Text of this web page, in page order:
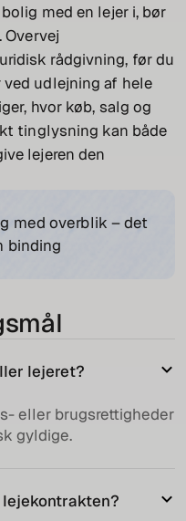
med en lejer i, bør
rådgivning, før du
udlejning af hele
hvor køb, salg og
tinglysning kan både
lejeren den
med overblik – det
binding
lejeret?
eller brugsrettigheder
gyldige.